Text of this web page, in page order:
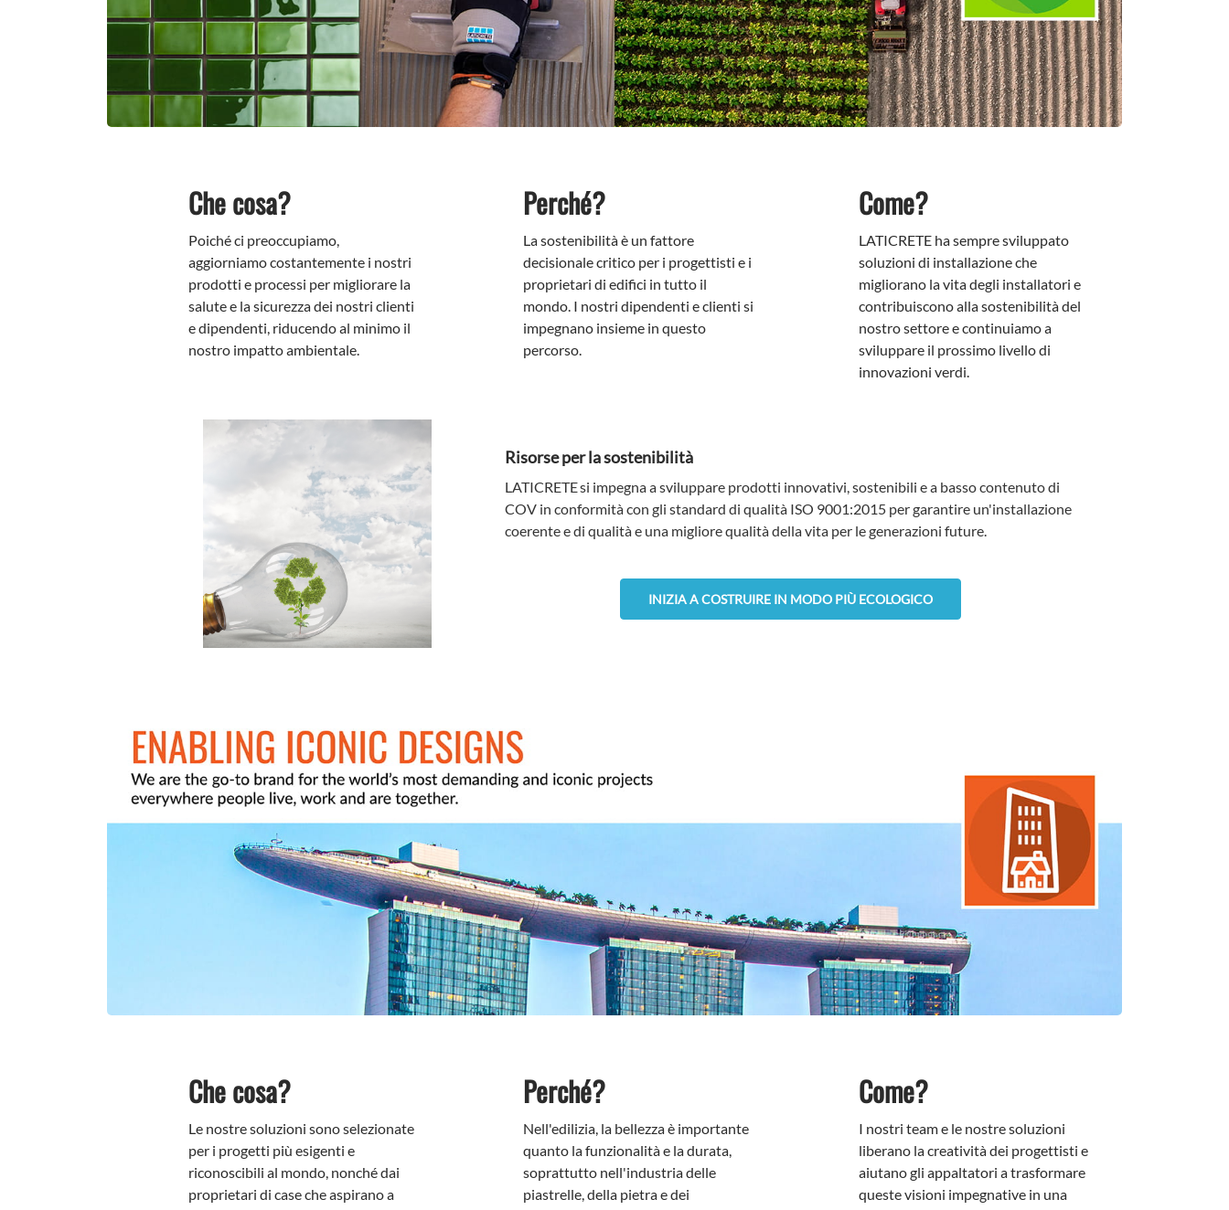
Che cosa?
Poiché ci preoccupiamo,
aggiorniamo costantemente i nostri
prodotti e processi per migliorare la
salute e la sicurezza dei nostri clienti
e dipendenti, riducendo al minimo il
nostro impatto ambientale.
Perché?
La sostenibilità è un fattore
decisionale critico per i progettisti e i
proprietari di edifici in tutto il
mondo. I nostri dipendenti e clienti si
impegnano insieme in questo
percorso.
Come?
LATICRETE ha sempre sviluppato
soluzioni di installazione che
migliorano la vita degli installatori e
contribuiscono alla sostenibilità del
nostro settore e continuiamo a
sviluppare il prossimo livello di
innovazioni verdi.
Risorse per la sostenibilità
LATICRETEsi impegna a sviluppare prodotti innovativi, sostenibili e a basso contenuto di
COV in conformità con gli standard di qualità ISO 9001:2015 per garantire un'installazione
coerente e di qualità e una migliore qualità della vita per le generazioni future.
INIZIA A COSTRUIRE IN MODO PIÙ ECOLOGICO
Che cosa?
Le nostre soluzioni sono selezionate
per i progetti più esigenti e
riconoscibili al mondo, nonché dai
proprietari di case che aspirano a
Perché?
Nell'edilizia, la bellezza è importante
quanto la funzionalità e la durata,
soprattutto nell'industria delle
piastrelle, della pietra e dei
Come?
I nostri team e le nostre soluzioni
liberano la creatività dei progettisti e
aiutano gli appaltatori a trasformare
queste visioni impegnative in una